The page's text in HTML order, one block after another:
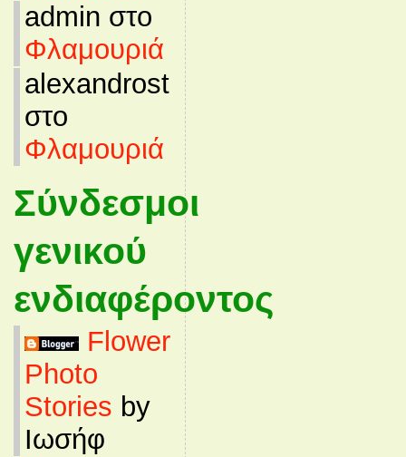
admin στο
Φλαμουριά
alexandrost
στο
Φλαμουριά
Σύνδεσμοι
γενικού
ενδιαφέροντος
Flower
Photo
Stories by
Ιωσήφ